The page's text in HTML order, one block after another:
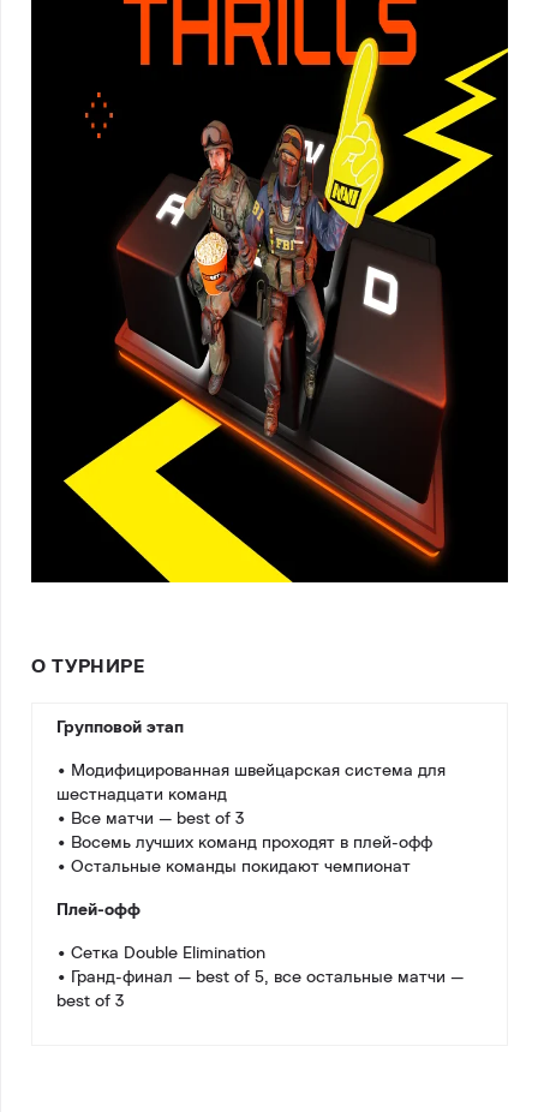
О ТУРНИРЕ
Групповой этап
• Модифицированная швейцарская система для
шестнадцати команд
• Все матчи — best of 3
• Восемь лучших команд проходят в плей-офф
• Остальные команды покидают чемпионат
Плей-офф
• Сетка Double Elimination
• Гранд-финал — best of 5, все остальные матчи —
best of 3